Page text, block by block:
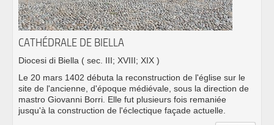
CATHÉDRALE DE BIELLA
Diocesi di Biella ( sec. III; XVIII; XIX )
Le 20 mars 1402 débuta la reconstruction de l'église sur le
site de l'ancienne, d'époque médiévale, sous la direction de
mastro Giovanni Borri. Elle fut plusieurs fois remaniée
jusqu'à la construction de l'éclectique façade actuelle.